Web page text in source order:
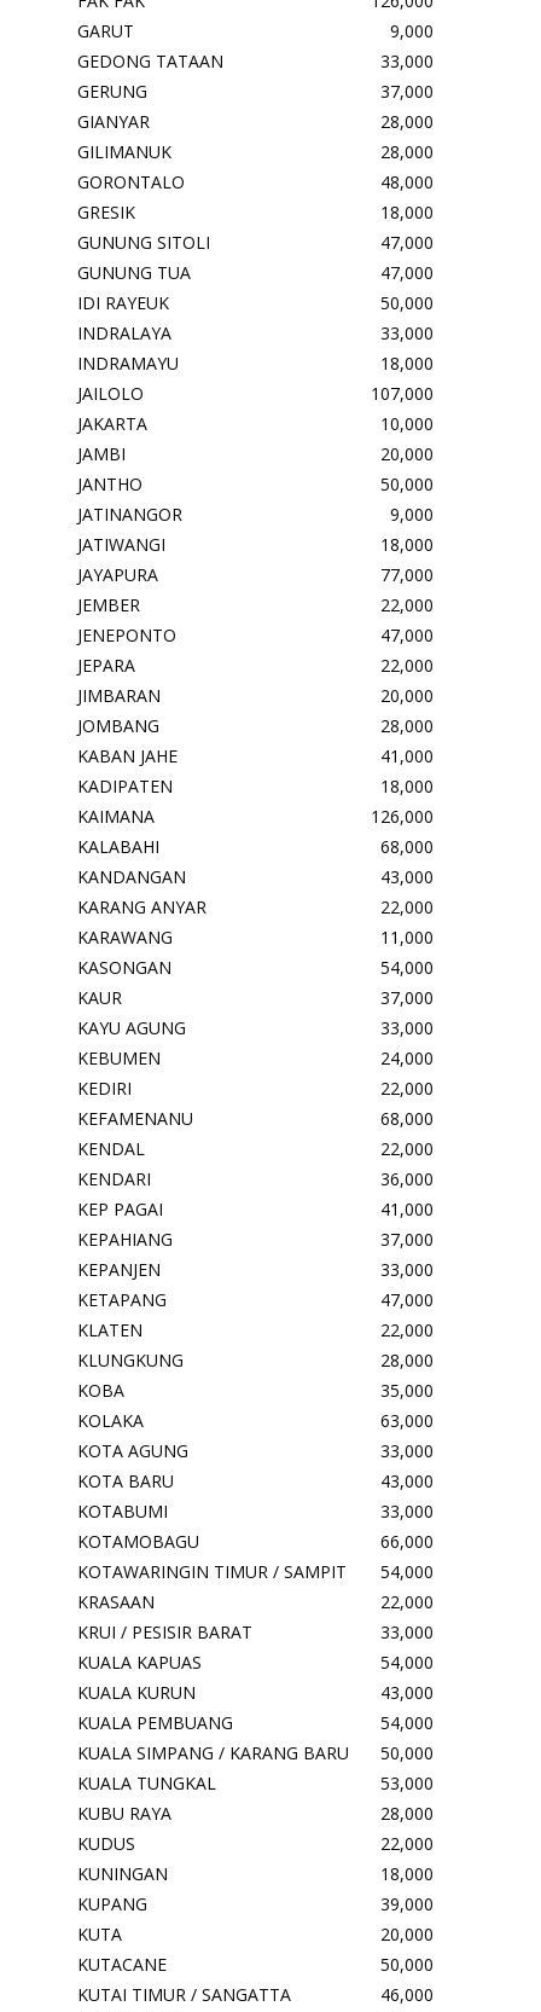
GARUT
9,000
GEDONG TATAAN
33,000
GERUNG
37,000
GIANYAR
28,000
GILIMANUK
28,000
GORONTALO
48,000
GRESIK
18,000
GUNUNG SITOLI
47,000
GUNUNG TUA
47,000
IDI RAYEUK
50,000
INDRALAYA
33,000
INDRAMAYU
18,000
JAILOLO
107,000
JAKARTA
10,000
JAMBI
20,000
JANTHO
50,000
JATINANGOR
9,000
JATIWANGI
18,000
JAYAPURA
77,000
JEMBER
22,000
JENEPONTO
47,000
JEPARA
22,000
JIMBARAN
20,000
JOMBANG
28,000
KABAN JAHE
41,000
KADIPATEN
18,000
KAIMANA
126,000
KALABAHI
68,000
KANDANGAN
43,000
KARANG ANYAR
22,000
KARAWANG
11,000
KASONGAN
54,000
KAUR
37,000
KAYU AGUNG
33,000
KEBUMEN
24,000
KEDIRI
22,000
KEFAMENANU
68,000
KENDAL
22,000
KENDARI
36,000
KEP PAGAI
41,000
KEPAHIANG
37,000
KEPANJEN
33,000
KETAPANG
47,000
KLATEN
22,000
KLUNGKUNG
28,000
KOBA
35,000
KOLAKA
63,000
KOTA AGUNG
33,000
KOTA BARU
43,000
KOTABUMI
33,000
KOTAMOBAGU
66,000
KOTAWARINGIN TIMUR / SAMPIT
54,000
KRASAAN
22,000
KRUI / PESISIR BARAT
33,000
KUALA KAPUAS
54,000
KUALA KURUN
43,000
KUALA PEMBUANG
54,000
KUALA SIMPANG / KARANG BARU
50,000
KUALA TUNGKAL
53,000
KUBU RAYA
28,000
KUDUS
22,000
KUNINGAN
18,000
KUPANG
39,000
KUTA
20,000
KUTACANE
50,000
KUTAI TIMUR / SANGATTA
46,000